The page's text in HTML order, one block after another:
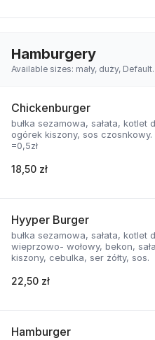
Hamburgery
Available sizes: mały, duży, Default.
Chickenburger
bułka sezamowa, sałata, kotlet
ogórek kiszony, sos
=0,5zł
18,50 zł
Hyyper Burger
bułka sezamowa, sałata, kotlet
wieprzowo- wołowy, bekon, sałata, ogórek
kiszony, cebulka, ser żółty, sos.
22,50 zł
Hamburger